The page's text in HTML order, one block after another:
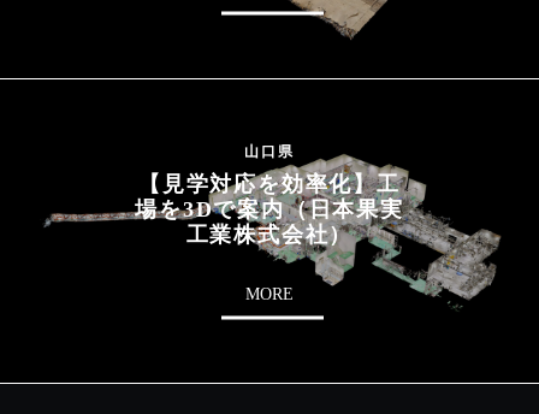
山口県
【見学対応を効率化】工
場を3Dで案内（日本果実
工業株式会社）
MORE